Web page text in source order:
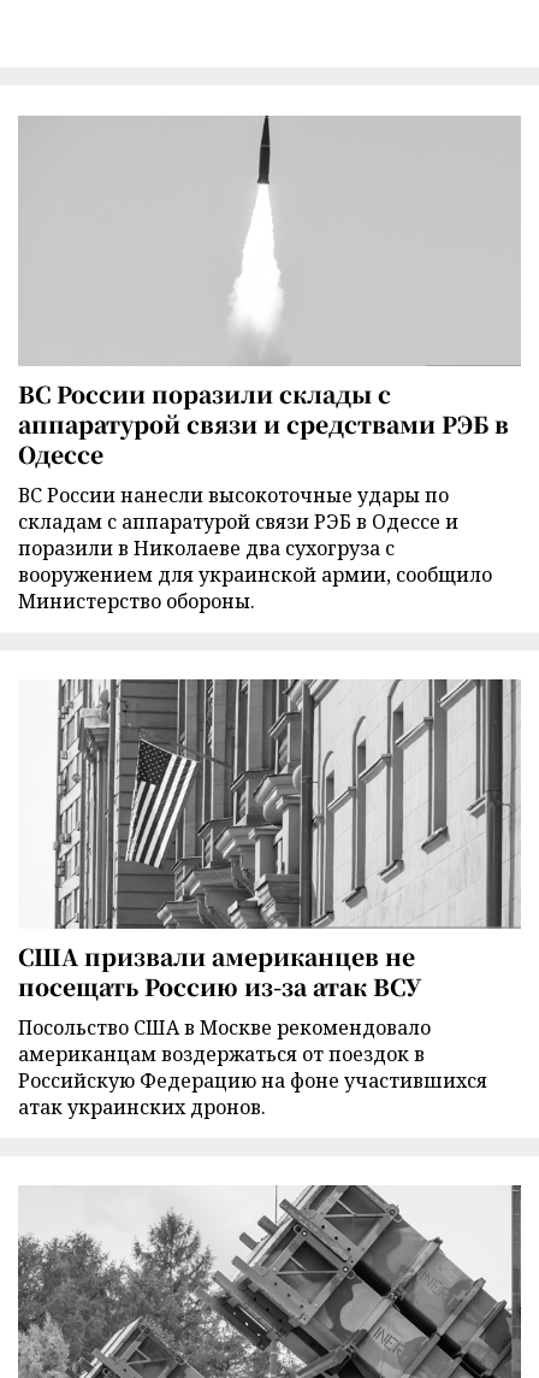
ВС России поразили склады с
аппаратурой связи и средствами РЭБ в
Одессе
ВС России нанесли высокоточные удары по
складам с аппаратурой связи РЭБ в Одессе и
поразили в Николаеве два сухогруза с
вооружением для украинской армии, сообщило
Министерство обороны.
США призвали американцев не
посещать Россию из-за атак ВСУ
Посольство США в Москве рекомендовало
американцам воздержаться от поездок в
Российскую Федерацию на фоне участившихся
атак украинских дронов.